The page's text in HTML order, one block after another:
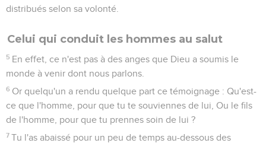
distribués selon sa volonté.
Celui qui conduit les hommes au salut
5 En effet, ce n'est pas à des anges que Dieu a soumis le
monde à venir dont nous parlons.
6 Or quelqu'un a rendu quelque part ce témoignage : Qu'est-
ce que l'homme, pour que tu te souviennes de lui, Ou le fils
de l'homme, pour que tu prennes soin de lui ?
7 Tu l'as abaissé pour un peu de temps au-dessous des